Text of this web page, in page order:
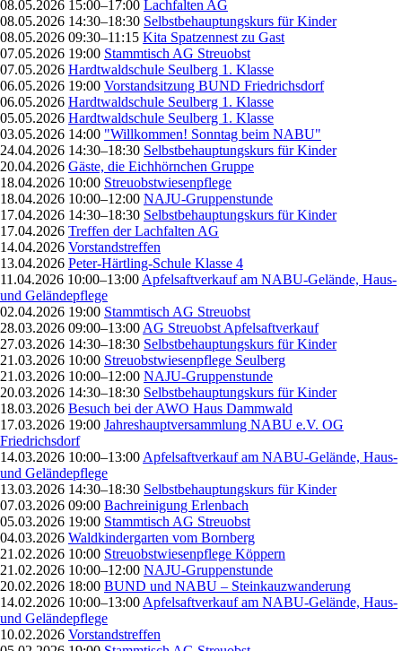
08.05.2026 15:00–17:00 Lachfalten AG
08.05.2026 14:30–18:30 Selbstbehauptungskurs für Kinder
08.05.2026 09:30–11:15 Kita Spatzennest zu Gast
07.05.2026 19:00 Stammtisch AG Streuobst
07.05.2026 Hardtwaldschule Seulberg 1. Klasse
06.05.2026 19:00 Vorstandsitzung BUND Friedrichsdorf
06.05.2026 Hardtwaldschule Seulberg 1. Klasse
05.05.2026 Hardtwaldschule Seulberg 1. Klasse
03.05.2026 14:00 "Willkommen! Sonntag beim NABU"
24.04.2026 14:30–18:30 Selbstbehauptungskurs für Kinder
20.04.2026 Gäste, die Eichhörnchen Gruppe
18.04.2026 10:00 Streuobstwiesenpflege
18.04.2026 10:00–12:00 NAJU-Gruppenstunde
17.04.2026 14:30–18:30 Selbstbehauptungskurs für Kinder
17.04.2026 Treffen der Lachfalten AG
14.04.2026 Vorstandstreffen
13.04.2026 Peter-Härtling-Schule Klasse 4
11.04.2026 10:00–13:00 Apfelsaftverkauf am NABU-Gelände, Haus-
und Geländepflege
02.04.2026 19:00 Stammtisch AG Streuobst
28.03.2026 09:00–13:00 AG Streuobst Apfelsaftverkauf
27.03.2026 14:30–18:30 Selbstbehauptungskurs für Kinder
21.03.2026 10:00 Streuobstwiesenpflege Seulberg
21.03.2026 10:00–12:00 NAJU-Gruppenstunde
20.03.2026 14:30–18:30 Selbstbehauptungskurs für Kinder
18.03.2026 Besuch bei der AWO Haus Dammwald
17.03.2026 19:00 Jahreshauptversammlung NABU e.V. OG
Friedrichsdorf
14.03.2026 10:00–13:00 Apfelsaftverkauf am NABU-Gelände, Haus-
und Geländepflege
13.03.2026 14:30–18:30 Selbstbehauptungskurs für Kinder
07.03.2026 09:00 Bachreinigung Erlenbach
05.03.2026 19:00 Stammtisch AG Streuobst
04.03.2026 Waldkindergarten vom Bornberg
21.02.2026 10:00 Streuobstwiesenpflege Köppern
21.02.2026 10:00–12:00 NAJU-Gruppenstunde
20.02.2026 18:00 BUND und NABU – Steinkauzwanderung
14.02.2026 10:00–13:00 Apfelsaftverkauf am NABU-Gelände, Haus-
und Geländepflege
10.02.2026 Vorstandstreffen